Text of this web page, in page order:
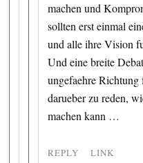
machen und
sollten erst einmal
und alle ihre Vision
Und eine breite
ungefaehre Richtung
darueber zu reden,
machen kann …
REPLY LINK